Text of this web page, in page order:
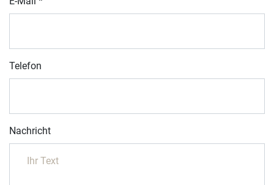
Telefon
Nachricht